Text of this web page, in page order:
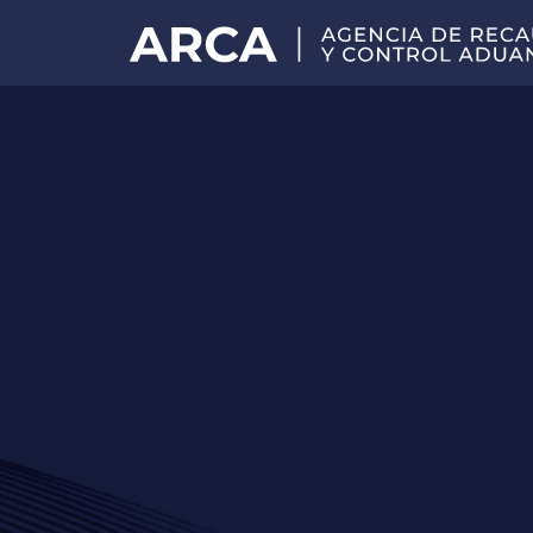
Portal
principal